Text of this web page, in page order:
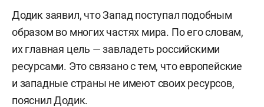
Додик заявил, что Запад поступал подобным
образом во многих частях мира. По его словам,
их главная цель — завладеть российскими
ресурсами. Это связано с тем, что европейские
и западные страны не имеют своих ресурсов,
пояснил Додик.